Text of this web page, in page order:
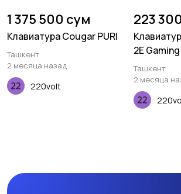
1 375 500 сум
Клавиатура Cougar PURI
Ташкент
2 месяца назад
220volt
223
2E
USB-A, EN/
чёрный
Ташкент
2 месяца